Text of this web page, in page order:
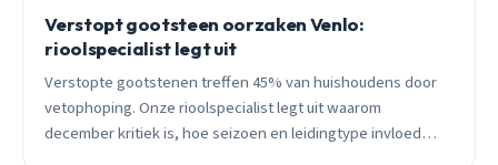
Verstopt gootsteen oorzaken Venlo:
rioolspecialist legt uit
Verstopte gootstenen treffen 45% van huishoudens door
vetophoping. Onze rioolspecialist legt uit waarom
december kritiek is, hoe seizoen en leidingtype invloed